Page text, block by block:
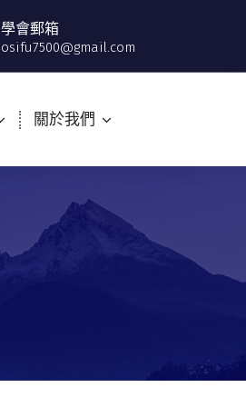
學會郵箱
osifu7500@gmail.com
關於我們